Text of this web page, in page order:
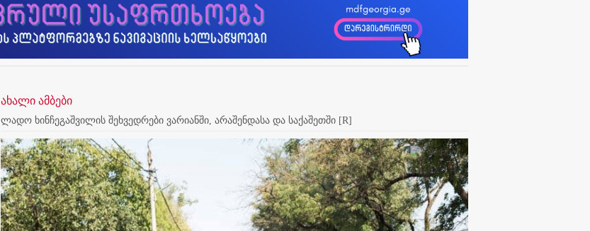
ახალი ამბები
ლადო ხინჩეგაშვილის შეხვედრები ვარიანში, არაშენდასა და საქაშეთში [R]